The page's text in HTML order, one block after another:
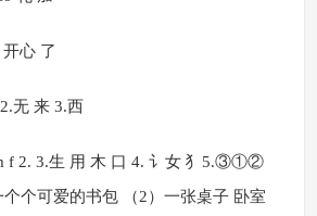
心 了
无 来 3.西
f 2. 3.生 用 木 口 4. 讠女 犭5.③①②
个可爱的书包 （2）一张桌子 卧室